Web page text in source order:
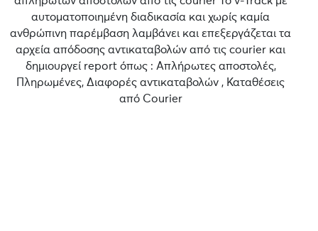
αυτοματοποιημένη διαδικασία και χωρίς καμία
ανθρώπινη παρέμβαση λαμβάνει και επεξεργάζεται τα
αρχεία απόδοσης αντικαταβολών από τις courier και
δημιουργεί report όπως : Απλήρωτες αποστολές,
Πληρωμένες, Διαφορές αντικαταβολών , Καταθέσεις
από Courier